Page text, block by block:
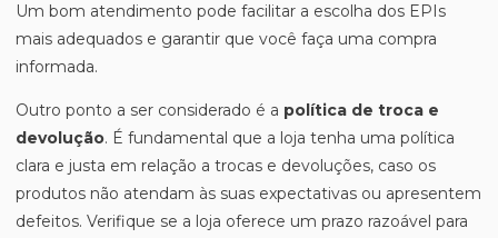
Um bom atendimento pode facilitar a escolha dos EPIs
mais adequados e garantir que você faça uma compra
informada.
Outro ponto a ser considerado é a política de troca e
devolução. É fundamental que a loja tenha uma política
clara e justa em relação a trocas e devoluções, caso os
produtos não atendam às suas expectativas ou apresentem
defeitos. Verifique se a loja oferece um prazo razoável para